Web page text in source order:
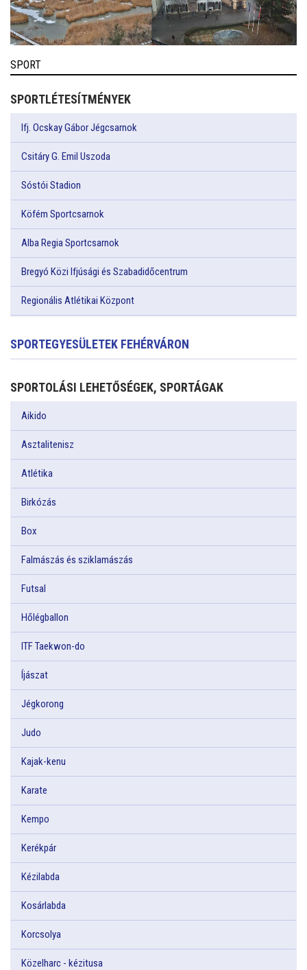
SPORT
SPORTLÉTESÍTMÉNYEK
Ifj. Ocskay Gábor Jégcsarnok
Csitáry G. Emil Uszoda
Sóstói Stadion
Köfém Sportcsarnok
Alba Regia Sportcsarnok
Bregyó Közi Ifjúsági és Szabadidőcentrum
Regionális Atlétikai Központ
SPORTEGYESÜLETEK FEHÉRVÁRON
SPORTOLÁSI LEHETŐSÉGEK, SPORTÁGAK
Aikido
Asztalitenisz
Atlétika
Birkózás
Box
Falmászás és sziklamászás
Futsal
Hőlégballon
ITF Taekwon-do
Íjászat
Jégkorong
Judo
Kajak-kenu
Karate
Kempo
Kerékpár
Kézilabda
Kosárlabda
Korcsolya
Közelharc - kézitusa